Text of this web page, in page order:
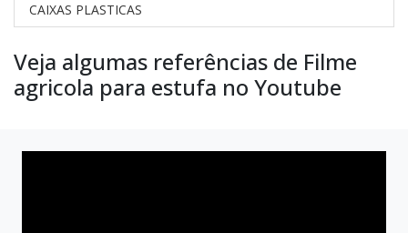
CAIXAS PLASTICAS
Veja algumas referências de Filme
agricola para estufa no Youtube